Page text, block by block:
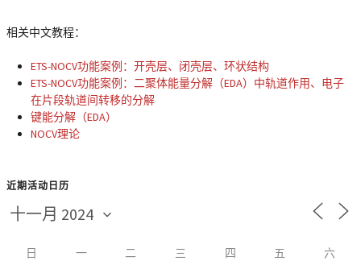
相关中文教程：
ETS-NOCV功能案例：开壳层、闭壳层、环状结构
ETS-NOCV功能案例：二聚体能量分解（EDA）中轨道作用、电子
在片段轨道间转移的分解
键能分解（EDA）
NOCV理论
近期活动日历
日 一 二 三 四 五 六